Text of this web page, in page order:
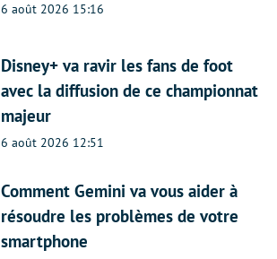
6 août 2026 15:16
Disney+ va ravir les fans de foot
avec la diffusion de ce championnat
majeur
6 août 2026 12:51
Comment Gemini va vous aider à
résoudre les problèmes de votre
smartphone